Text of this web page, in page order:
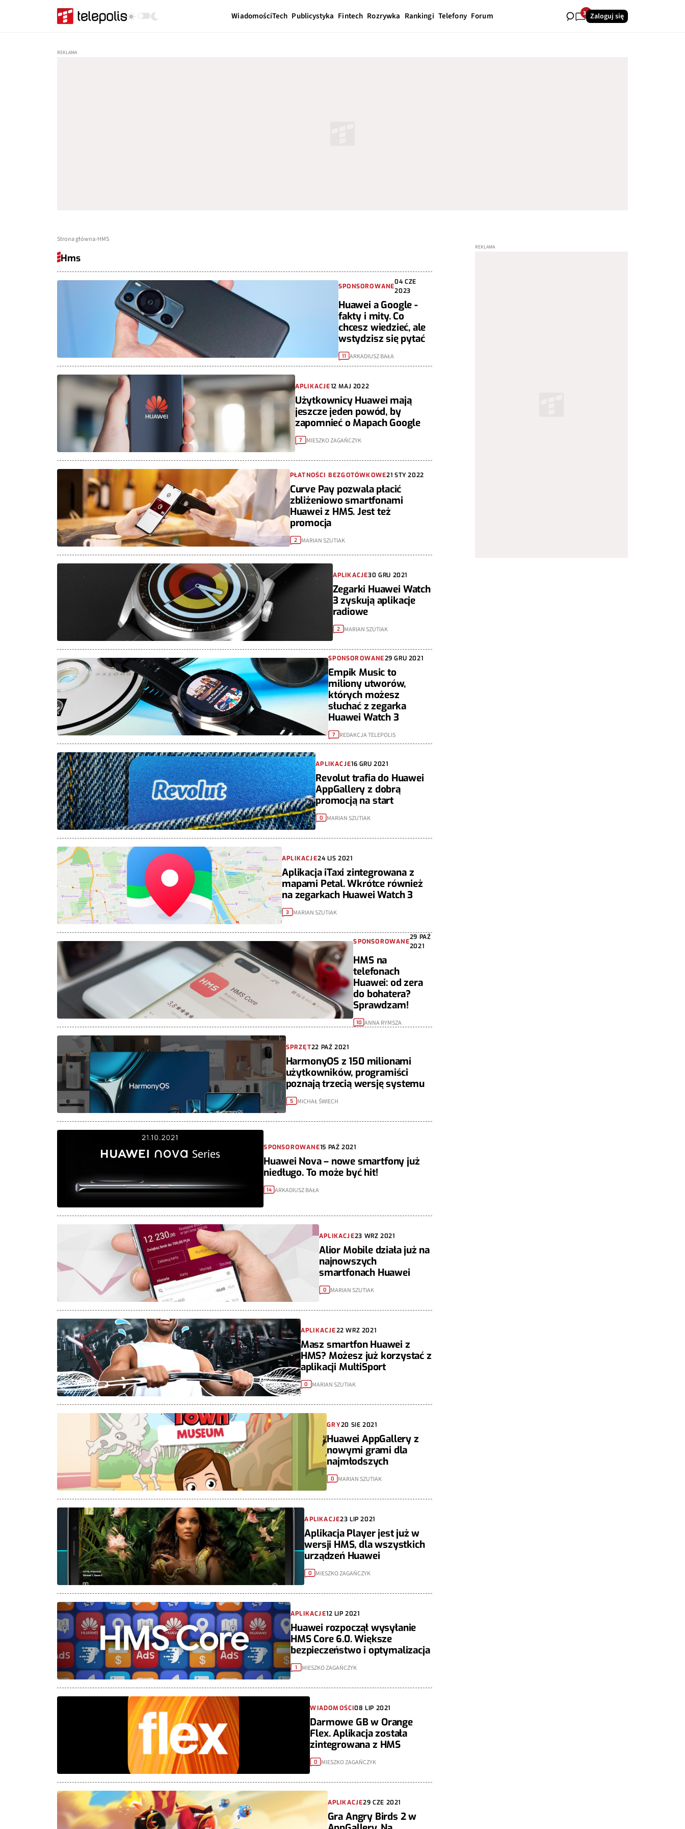
WiadomościTech Publicystyka Fintech Rozrywka Rankingi Telefony Forum 31Zaloguj się
Strona główna HMS
Hms
SPONSOROWANE
04 CZE
2023
Huawei a Google -
fakty i mity. Co
chcesz wiedzieć, ale
wstydzisz się pytać
11 ARKADIUSZ BAŁA
APLIKACJE12 MAJ 2022
Użytkownicy Huawei mają
jeszcze jeden powód, by
zapomnieć o Mapach Google
7 MIESZKO ZAGAŃCZYK
PŁATNOŚCI BEZGOTÓWKOWE21 STY 2022
Curve Pay pozwala płacić
zbliżeniowo smartfonami
Huawei z HMS. Jest też
promocja
2 MARIAN SZUTIAK
APLIKACJE30 GRU 2021
Zegarki Huawei Watch
3 zyskują aplikacje
radiowe
2 MARIAN SZUTIAK
SPONSOROWANE29 GRU 2021
Empik Music to
miliony utworów,
których możesz
słuchać z zegarka
Huawei Watch 3
7 REDAKCJA TELEPOLIS
APLIKACJE16 GRU 2021
Revolut trafia do Huawei
AppGallery z dobrą
promocją na start
0 MARIAN SZUTIAK
APLIKACJE24 LIS 2021
Aplikacja iTaxi zintegrowana z
mapami Petal. Wkrótce również
na zegarkach Huawei Watch 3
3 MARIAN SZUTIAK
SPONSOROWANE
29 PAŹ
2021
HMS na
telefonach
Huawei: od zera
do bohatera?
Sprawdzam!
10 ANNA RYMSZA
SPRZĘT22 PAŹ 2021
HarmonyOS z 150 milionami
użytkowników, programiści
poznają trzecią wersję systemu
5 MICHAŁ ŚWIECH
SPONSOROWANE15 PAŹ 2021
Huawei Nova – nowe smartfony już
niedługo. To może być hit!
14 ARKADIUSZ BAŁA
APLIKACJE23 WRZ 2021
Alior Mobile działa już na
najnowszych
smartfonach Huawei
0 MARIAN SZUTIAK
APLIKACJE22 WRZ 2021
Masz smartfon Huawei z
HMS? Możesz już korzystać z
aplikacji MultiSport
0 MARIAN SZUTIAK
GRY20 SIE 2021
Huawei AppGallery z
nowymi grami dla
najmłodszych
0 MARIAN SZUTIAK
APLIKACJE23 LIP 2021
Aplikacja Player jest już w
wersji HMS, dla wszystkich
urządzeń Huawei
0 MIESZKO ZAGAŃCZYK
APLIKACJE12 LIP 2021
Huawei rozpoczął wysyłanie
HMS Core 6.0. Większe
bezpieczeństwo i optymalizacja
1 MIESZKO ZAGAŃCZYK
WIADOMOŚCI08 LIP 2021
Darmowe GB w Orange
Flex. Aplikacja została
zintegrowana z HMS
0 MIESZKO ZAGAŃCZYK
APLIKACJE29 CZE 2021
Gra Angry Birds 2 w